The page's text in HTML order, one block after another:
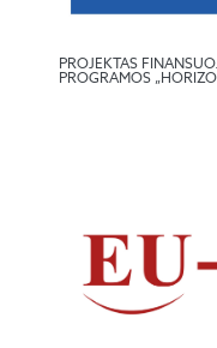
PROJEKTAS
PROGRAMOS